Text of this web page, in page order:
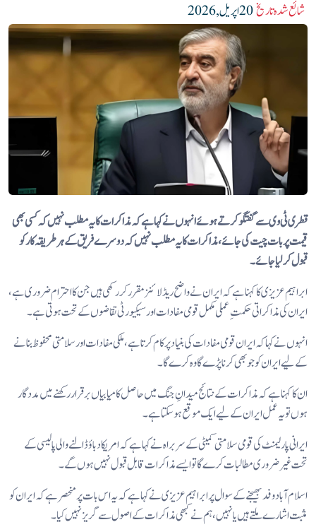
شائع شدہ تاریخ
قطری ٹی وی سے گفتگو کرتے ہوئے انہوں نے کہا ہے کہ مذاکرات کا یہ مطلب نہیں کہ کسی بھی
قیمت پر بات چیت کی جائے، مذاکرات کا یہ مطلب نہیں کہ دوسرے فریق کے ہر طریقہ کار کو
قبول کر لیا جائے۔
ابراہیم عزیزی کا کہنا ہے کہ ایران نے واضح ریڈ لائنز مقرر کر رکھی ہیں جن کا احترام ضروری ہے،
ایران کی مذاکراتی حکمتِ عملی مکمل قومی مفادات اور سیکیورٹی تقاضوں کے تحت ہوتی ہے۔
انہوں نے کہا کہ ایران قومی مفادات کی بنیاد پر کام کرتا ہے، ملکی مفادات اور سلامتی محفوظ بنانے
کے لیے ایران کو جو بھی کرنا پڑے گا وہ کرے گا۔
ان کا کہنا ہے کہ مذاکرات کے نتائج میدانِ جنگ میں حاصل کامیابیاں برقرار رکھنے میں مددگار
ہوں تو یہ عمل ایران کے لیے ایک موقع ہو سکتا ہے۔
ایرانی پارلیمنٹ کی قومی سلامتی کمیٹی کے سربراہ نے کہا ہے کہ امریکا دباؤ ڈالنے والی پالیسی کے
تحت غیر ضروری مطالبات کرے گا تو ایسے مذاکرات قابل قبول نہیں ہوں گے۔
اسلام آباد وفد بھیجنے کے سوال پر ابراہیم عزیزی نے کہا ہے کہ یہ اس بات پر منحصر ہے کہ ایران کو
مثبت اشارے ملتے ہیں یا نہیں، ہم نے کبھی مذاکرات کے اصول سے گریز نہیں کیا۔